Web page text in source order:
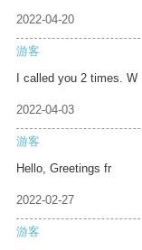
2022-04-20
游客
I called you 2 times. W
2022-04-03
游客
Hello, Greetings fr
2022-02-27
游客